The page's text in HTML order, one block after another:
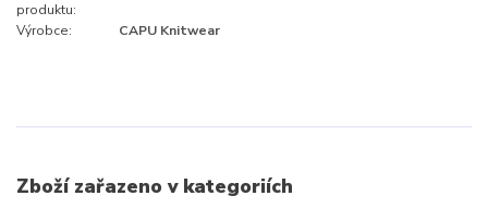
produktu:
Výrobce: CAPU Knitwear
Zboží zařazeno v kategoriích